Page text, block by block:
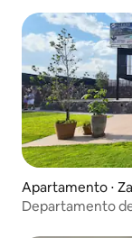
Apartamento ⋅
Departamento